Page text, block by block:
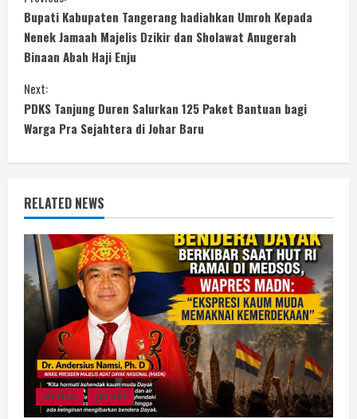
o
n
t
i
n
u
e
R
e
a
d
Bupati Kabupaten Tangerang hadiahkan Umroh Kepada
Nenek Jamaah Majelis Dzikir dan Sholawat Anugerah
Binaan Abah Haji Enju
Next:
PDKS Tanjung Duren Salurkan 125 Paket Bantuan bagi
Warga Pra Sejahtera di Johar Baru
RELATED NEWS
Berita Jurnal